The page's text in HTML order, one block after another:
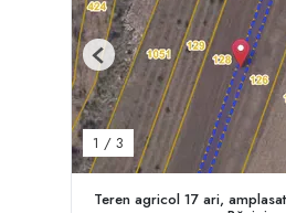
1 / 3
Previous
Teren agricol 17 ari,